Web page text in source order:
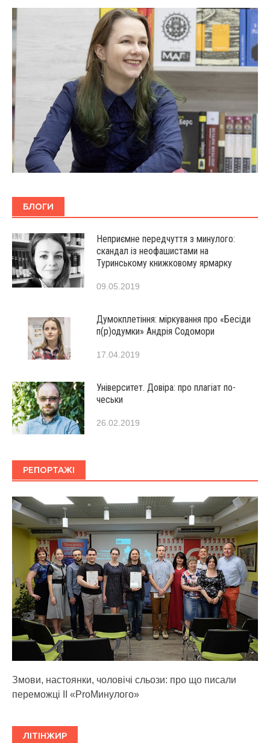
БЛОГИ
Неприємне передчуття з минулого:
скандал із неофашистами на
Туринському книжковому ярмарку
09.05.2019
Думокплетіння: міркування про «Бесіди
п(р)одумки» Андрія Содомори
17.04.2019
Університет. Довіра: про плагіат по-
чеськи
26.02.2019
РЕПОРТАЖІ
Змови, настоянки, чоловічі сльози: про що писали
переможці ІІ «ProМинулого»
ЛІТІНЖИР